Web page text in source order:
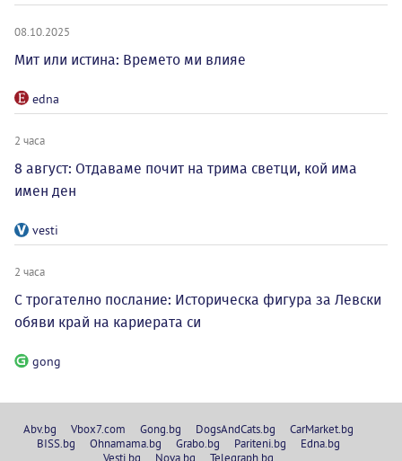
08.10.2025
Мит или истина: Времето ми влияе
edna
2 часа
8 август: Отдаваме почит на трима светци, кой има
имен ден
vesti
2 часа
С трогателно послание: Историческа фигура за Левски
обяви край на кариерата си
gong
Abv.bg Vbox7.com Gong.bg DogsAndCats.bg
CarMarket.bg
BISS.bg
Ohnamama.bg Grabo.bg Pariteni.bg
Edna.bg
Vesti.bg
Nova.bg Telegraph.bg